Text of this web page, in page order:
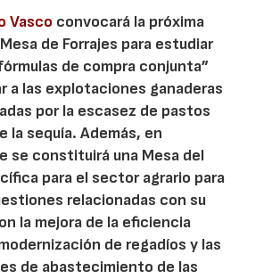
Vasco convocará la próxima
de Forrajes para estudiar
de compra conjunta”
a las explotaciones ganaderas
por la escasez de pastos
la sequía. Además, en
se constituirá una Mesa del
para el sector agrario para
relacionadas con su
la mejora de la eficiencia
de regadíos y las
de abastecimiento de las